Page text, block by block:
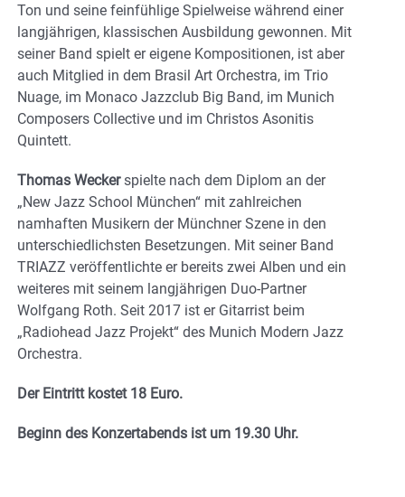
Ton und seine feinfühlige Spielweise während einer
langjährigen, klassischen Ausbildung gewonnen. Mit
seiner Band spielt er eigene Kompositionen, ist aber
auch Mitglied in dem Brasil Art Orchestra, im Trio
Nuage, im Monaco Jazzclub Big Band, im Munich
Composers Collective und im Christos Asonitis
Quintett.
Thomas Weckerspielte nach dem Diplom an der
„New Jazz School München“ mit zahlreichen
namhaften Musikern der Münchner Szene in den
unterschiedlichsten Besetzungen. Mit seiner Band
TRIAZZ veröffentlichte er bereits zwei Alben und ein
weiteres mit seinem langjährigen Duo-Partner
Wolfgang Roth. Seit 2017 ist er Gitarrist beim
„Radiohead Jazz Projekt“ des Munich Modern Jazz
Orchestra.
Der Eintritt kostet 18 Euro.
Beginn des Konzertabends ist um 19.30 Uhr.